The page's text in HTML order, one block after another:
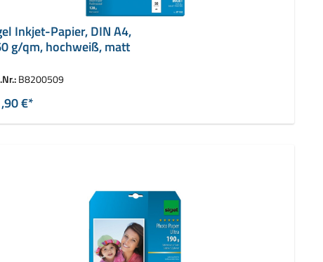
Inkjet-Papier, DIN A4,
g/qm, hochweiß, matt
B8200509
€*